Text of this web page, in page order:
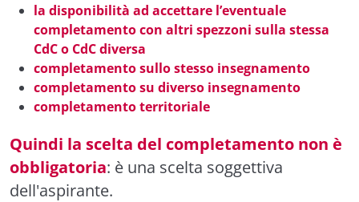
la disponibilità ad accettare l’eventuale
completamento con altri spezzoni sulla stessa
CdC o CdC diversa
completamento sullo stesso insegnamento
completamento su diverso insegnamento
completamento territoriale
Quindi la scelta del completamento non è
obbligatoria: è una scelta soggettiva
dell'aspirante.